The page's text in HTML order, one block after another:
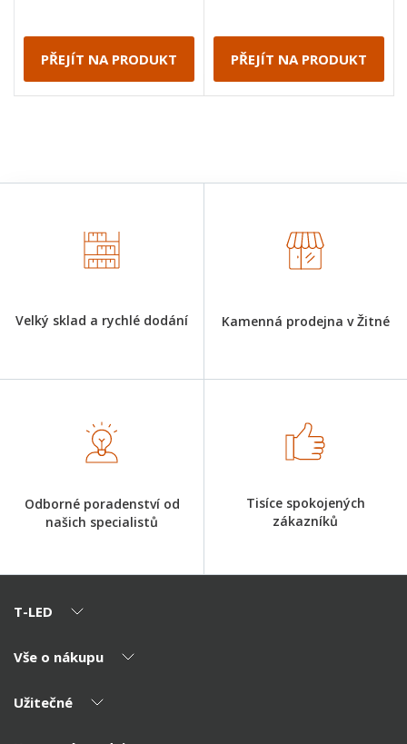
PŘEJÍT NA PRODUKT PŘEJÍT NA PRODUKT
Velký sklad a rychlé dodání Kamenná prodejna v Žitné
Odborné poradenství od
našich specialistů
Tisíce spokojených
zákazníků
T-LED
O nás
Kontakty
Vše o nákupu
Výhody T-LED
Užitečné